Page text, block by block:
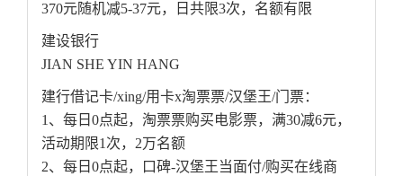
370元随机减5-37元，日共限3次，名额有限
建设银行
JIAN SHE YIN HANG
建行借记卡/xing/用卡x淘票票/汉堡王/门票：
1、每日0点起，淘票票购买电影票，满30减6元，
活动期限1次，2万名额
2、每日0点起，口碑-汉堡王当面付/购买在线商